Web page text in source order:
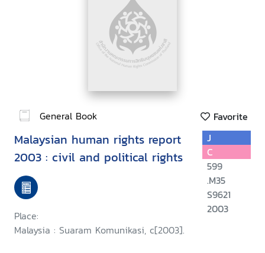
General Book Favorite
Malaysian human rights report
2003 : civil and political rights
Place:
Malaysia : Suaram Komunikasi, c[2003].
J
C
599
.M35
S9621
2003